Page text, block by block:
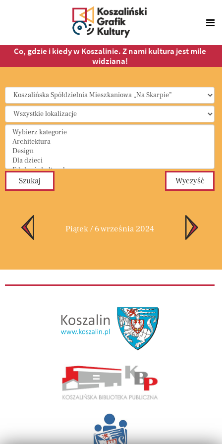
Co, gdzie i kiedy w Koszalinie. Z nami kultura jest mile
widziana!
Select a Category to filter list
Piątek / 6 września 2024